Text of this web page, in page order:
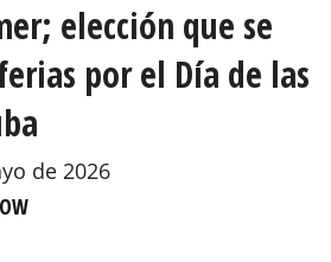
elección que se
por el Día de las
de 2026